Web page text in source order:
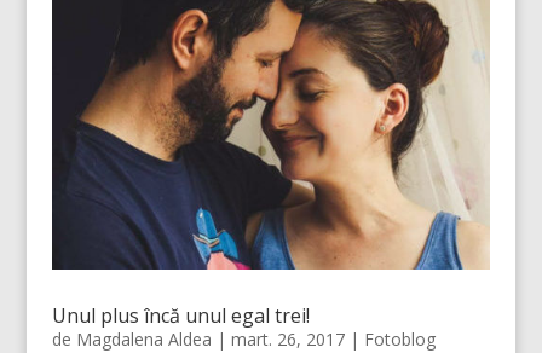
Unul plus încă unul egal trei!
de Magdalena Aldea | mart. 26, 2017| Fotoblog